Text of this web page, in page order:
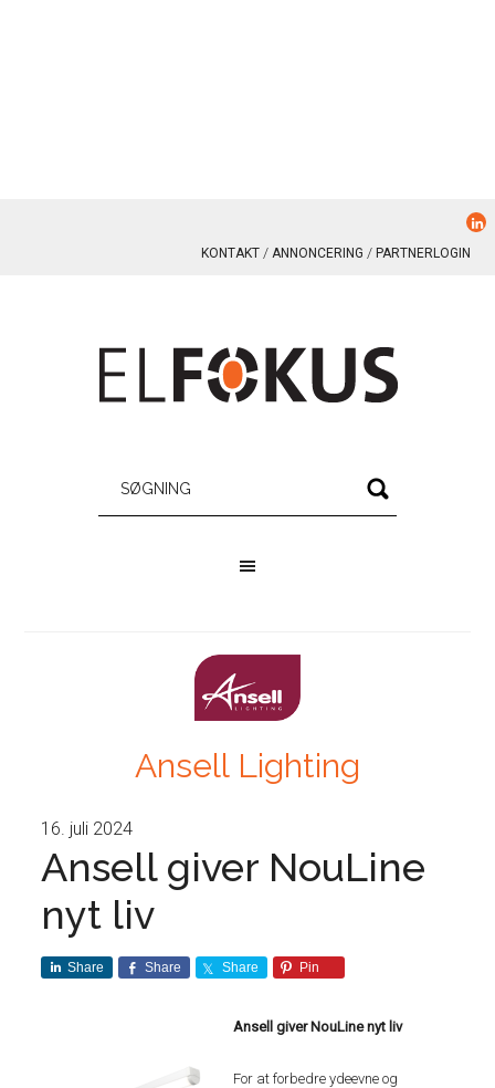
KONTAKT ANNONCERING PARTNERLOGIN
Ansell Lighting
16. juli 2024
Ansell giver NouLine
nyt liv
Share Share Share Pin
Ansell giver NouLine nyt liv
For at forbedre ydeevne og